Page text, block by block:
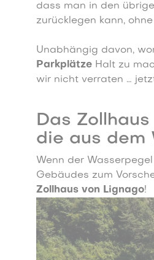
dass man in den
zurücklegen kann,
Unabhängig davon,
Parkplätze Halt zu
wir nicht verraten …
Das
die aus dem
Wenn der
Gebäudes zum
Zollhaus von Lignago!